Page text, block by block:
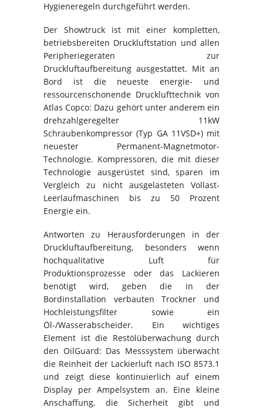
Hygieneregeln durchgeführt werden.
Der Showtruck ist mit einer kompletten,
betriebsbereiten Druckluftstation und allen
Peripheriegeräten zur
Druckluftaufbereitung ausgestattet. Mit an
Bord ist die neueste energie- und
ressourcenschonende Drucklufttechnik von
Atlas Copco: Dazu gehört unter anderem ein
drehzahlgeregelter 11kW
Schraubenkompressor (Typ GA 11VSD+) mit
neuester Permanent-Magnetmotor-
Technologie. Kompressoren, die mit dieser
Technologie ausgerüstet sind, sparen im
Vergleich zu nicht ausgelasteten Vollast-
Leerlaufmaschinen bis zu 50 Prozent
Energie ein.
Antworten zu Herausforderungen in der
Druckluftaufbereitung, besonders wenn
hochqualitative Luft für
Produktionsprozesse oder das Lackieren
benötigt wird, geben die in der
Bordinstallation verbauten Trockner und
Hochleistungsfilter sowie ein
Öl-/Wasserabscheider. Ein wichtiges
Element ist die Restölüberwachung durch
den OilGuard: Das Messsystem überwacht
die Reinheit der Lackierluft nach ISO 8573.1
und zeigt diese kontinuierlich auf einem
Display per Ampelsystem an. Eine kleine
Anschaffung, die Sicherheit gibt und